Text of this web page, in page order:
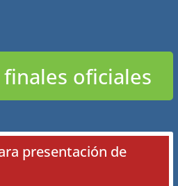
oficiales
presentación de